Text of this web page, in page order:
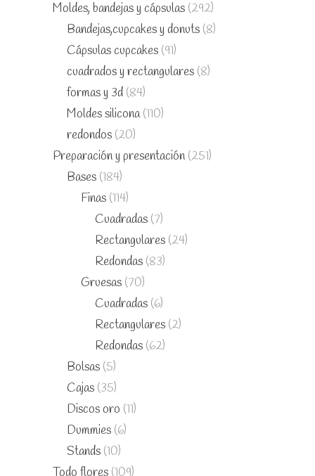
Moldes, bandejas y cápsulas (292)
Bandejas,cupcakes y donuts (8)
Cápsulas cupcakes (91)
cuadrados y rectangulares (8)
formas y 3d (84)
Moldes silicona (110)
redondos (20)
Preparación y presentación (251)
Bases (184)
Finas (114)
Cuadradas (7)
Rectangulares (24)
Redondas (83)
Gruesas (70)
Cuadradas (6)
Rectangulares (2)
Redondas (62)
Bolsas (5)
Cajas (35)
Discos oro (11)
Dummies (6)
Stands (10)